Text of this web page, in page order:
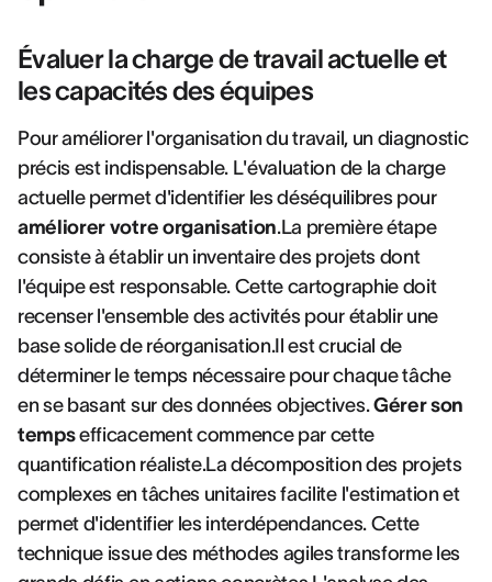
Évaluer la charge de travail actuelle et
les capacités des équipes
Pour améliorer l'organisation du travail, un diagnostic
précis est indispensable. L'évaluation de la charge
actuelle permet d'identifier les déséquilibres pour
améliorer votre organisation.La première étape
consiste à établir un inventaire des projets dont
l'équipe est responsable. Cette cartographie doit
recenser l'ensemble des activités pour établir une
base solide de réorganisation.Il est crucial de
déterminer le temps nécessaire pour chaque tâche
en se basant sur des données objectives.Gérer son
tempsefficacement commence par cette
quantification réaliste.La décomposition des projets
complexes en tâches unitaires facilite l'estimation et
permet d'identifier les interdépendances. Cette
technique issue des méthodes agiles transforme les